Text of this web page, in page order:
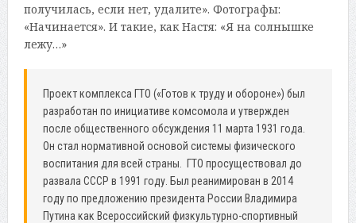
получилась, если нет, удалите». Фотографы:
«Начинается». И такие, как Настя: «Я на солнышке
лежу…»
Проект комплекса ГТО («Готов к труду и обороне») был
разработан по инициативе комсомола и утвержден
после общественного обсуждения 11 марта 1931 года.
Он стал нормативной основой системы физического
воспитания для всей страны. ГТО просуществовал до
развала СССР в 1991 году. Был реанимирован в 2014
году по предложению президента России Владимира
Путина как Всероссийский физкультурно-спортивный